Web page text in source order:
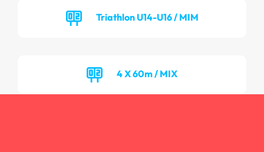
Triathlon U14-U16 / MIM
4 X 60m / MIX